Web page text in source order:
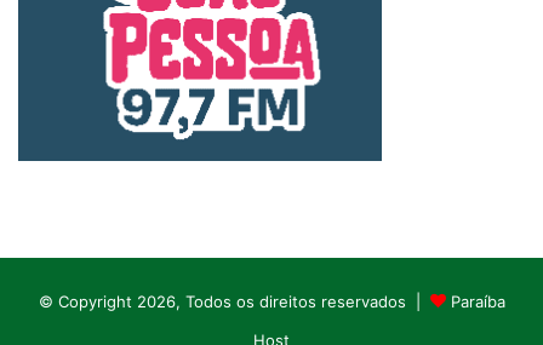
© Copyright 2026, Todos os direitos reservados |
Paraíba
Host